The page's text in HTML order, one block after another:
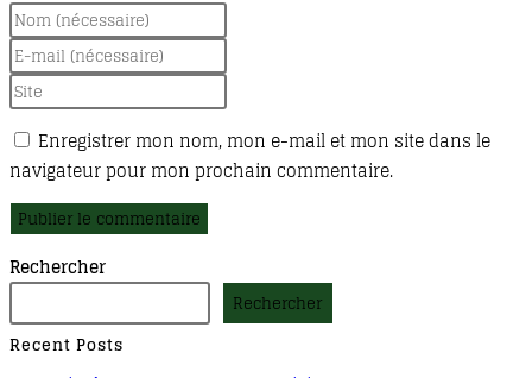
Enter
your
name
or
username
to
Enter
your
email
address
to
comment
Saisir
l’URL
de
votre
site
(facultatif)
Enregistrer mon nom, mon e-mail et mon site dans le
navigateur pour mon prochain commentaire.
Rechercher
Rechercher
Recent Posts